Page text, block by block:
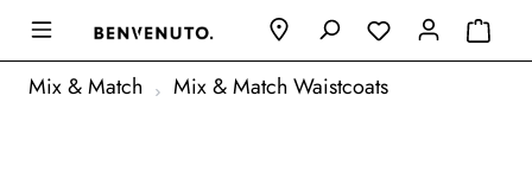
Mix & Match Mix & Match Waistcoats